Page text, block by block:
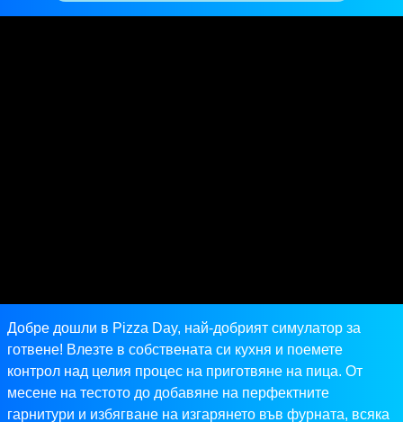
Добре дошли в Pizza Day, най-добрият симулатор за
готвене! Влезте в собствената си кухня и поемете
контрол над целия процес на приготвяне на пица. От
месене на тестото до добавяне на перфектните
гарнитури и избягване на изгарянето във фурната, всяка